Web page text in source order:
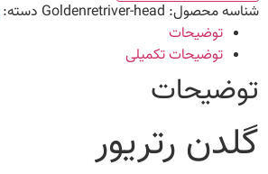
شناسه محصول: Goldenretriver-head دسته:
توضیحات
توضیحات تکمیلی
توضیحات
گلدن رتریور